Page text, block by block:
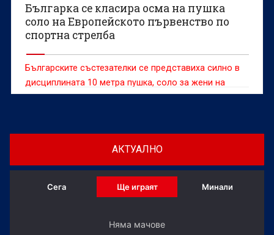
Българка се класира осма на пушка
соло на Европейското първенство по
спортна стрелба
Българските състезателки се представиха силно в
дисциплината 10 метра пушка, соло за жени на
Европейското първенство до 23 години по спортна
АКТУАЛНО
Сега Ще играят Минали
Няма мачове